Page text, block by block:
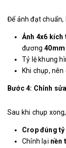
Để ảnh đạt chuẩn,
Ảnh 4x6 kích
đương 40mm
Tỷ lệ khung
Khi chụp,
Bước 4: Chỉnh
Sau khi chụp
Crop đúng tỷ
Chỉnh lại nền